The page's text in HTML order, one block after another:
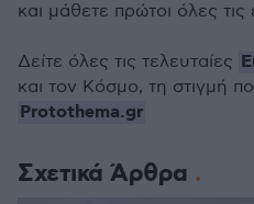
Σχετικά Άρθρα
και μάθετε πρώτοι όλες τις
Δείτε όλες τις τελευταίες
και τον Κόσμο, τη στιγμή
Protothema.gr